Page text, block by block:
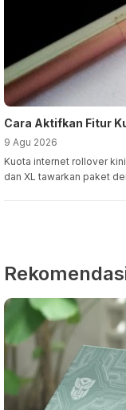
Cara Aktifkan Fitur
9 Agu 2026
Kuota internet rollover
dan XL tawarkan paket